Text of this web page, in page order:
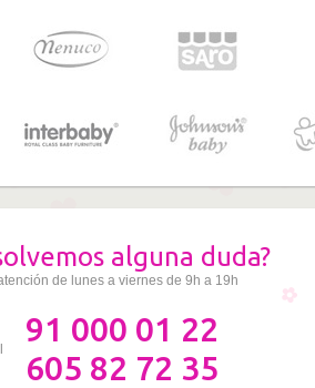
alguna duda?
de lunes a viernes de 9h a 19h
91 000 01 22
605 82 72 35